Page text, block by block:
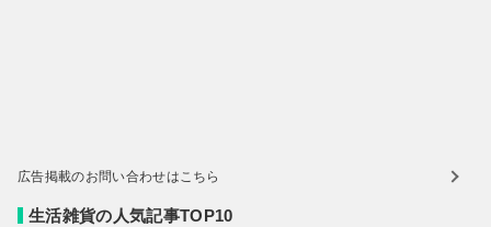
広告掲載のお問い合わせはこちら
生活雑貨の人気記事TOP10